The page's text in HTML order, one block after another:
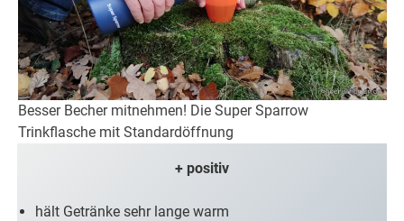
Besser Becher mitnehmen! Die Super Sparrow
Trinkflasche mit Standardöffnung
+ positiv
hält Getränke sehr lange warm